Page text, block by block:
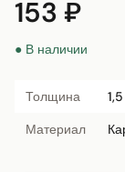
153 ₽
● В наличии
Толщина
Материал